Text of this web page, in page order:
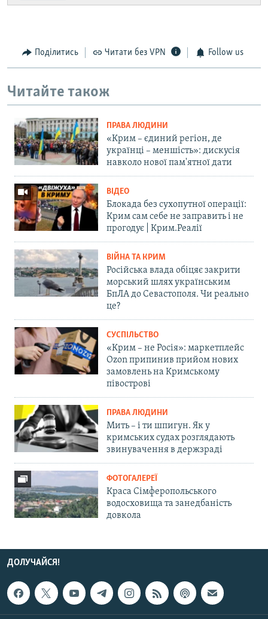
Поділитись Читати без VPN Follow us
Читайте також
ПРАВА ЛЮДИНИ
«Крим – єдиний регіон, де
українці – меншість»: дискусія
навколо нової пам'ятної дати
ВІДЕО
Блокада без сухопутної операції:
Крим сам себе не заправить і не
прогодує | Крим.Реалії
ВІЙНА ТА КРИМ
Російська влада обіцяє закрити
морський шлях українським
БпЛА до Севастополя. Чи реально
це?
СУСПІЛЬСТВО
«Крим – не Росія»: маркетплейс
Ozon припинив прийом нових
замовлень на Кримському
півострові
ПРАВА ЛЮДИНИ
Мить – і ти шпигун. Як у
кримських судах розглядають
звинувачення в держзраді
ФОТОГАЛЕРЕЇ
Краса Сімферопольського
водосховища та занедбаність
довкола
ДОЛУЧАЙСЯ!